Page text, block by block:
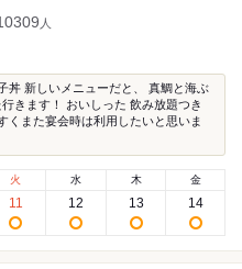
人
丼 新しいメニューだと、 真鯛と海ぶ
行きます！ おいしった 飲み放題つき
くまた宴会時は利用したいと思いま
火
11
水
12
木
13
金
14